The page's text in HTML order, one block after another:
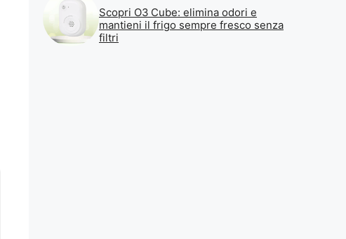
Scopri O3 Cube: elimina odori e
mantieni il frigo sempre fresco senza
filtri